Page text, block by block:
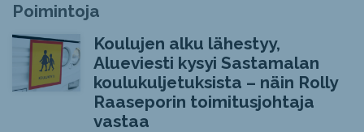
Poimintoja
Koulujen alku lähestyy,
Alueviesti kysyi Sastamalan
koulukuljetuksista – näin Rolly
Raaseporin toimitusjohtaja
vastaa